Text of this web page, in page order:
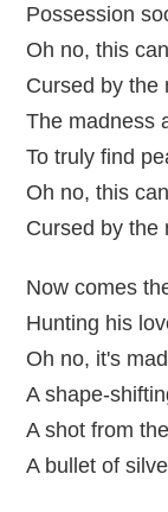
Possession
Oh no, this
Cursed by the
The madness
To truly find
Oh no, this
Cursed by the
Now comes
Hunting his
Oh no, it's
A shape-
A shot from
A bullet of